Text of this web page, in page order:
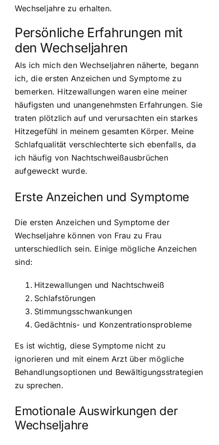
Wechseljahre zu erhalten.
Persönliche Erfahrungen mit
den Wechseljahren
Als ich mich den Wechseljahren näherte, begann
ich, die ersten Anzeichen und Symptome zu
bemerken. Hitzewallungen waren eine meiner
häufigsten und unangenehmsten Erfahrungen. Sie
traten plötzlich auf und verursachten ein starkes
Hitzegefühl in meinem gesamten Körper. Meine
Schlafqualität verschlechterte sich ebenfalls, da
ich häufig von Nachtschweißausbrüchen
aufgeweckt wurde.
Erste Anzeichen und Symptome
Die ersten Anzeichen und Symptome der
Wechseljahre können von Frau zu Frau
unterschiedlich sein. Einige mögliche Anzeichen
sind:
Hitzewallungen und Nachtschweiß
Schlafstörungen
Stimmungsschwankungen
Gedächtnis- und Konzentrationsprobleme
Es ist wichtig, diese Symptome nicht zu
ignorieren und mit einem Arzt über mögliche
Behandlungsoptionen und Bewältigungsstrategien
zu sprechen.
Emotionale Auswirkungen der
Wechseljahre